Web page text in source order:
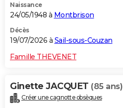
GUIDES D'ACHAT
BONS PLANS
CARTE DE VOEUX
Dictionnaire
Biographies
Citations
Expressions
Proverbes
PROGRAMME TV
Naissance
24/05/1948 à Montbrison
Décès
19/07/2026 à Sail-sous-Couzan
Famille THEVENET
Ginette JACQUET (85 ans)
Créer une cagnotte obsèques